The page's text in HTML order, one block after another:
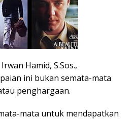
Hamid, S.Sos.,
ini bukan semata-mata
penghargaan.
mata untuk mendapatkan